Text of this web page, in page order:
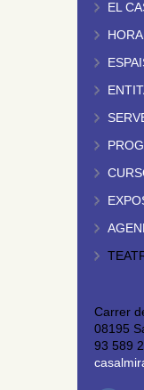
EL
Carrer
08195
93 589